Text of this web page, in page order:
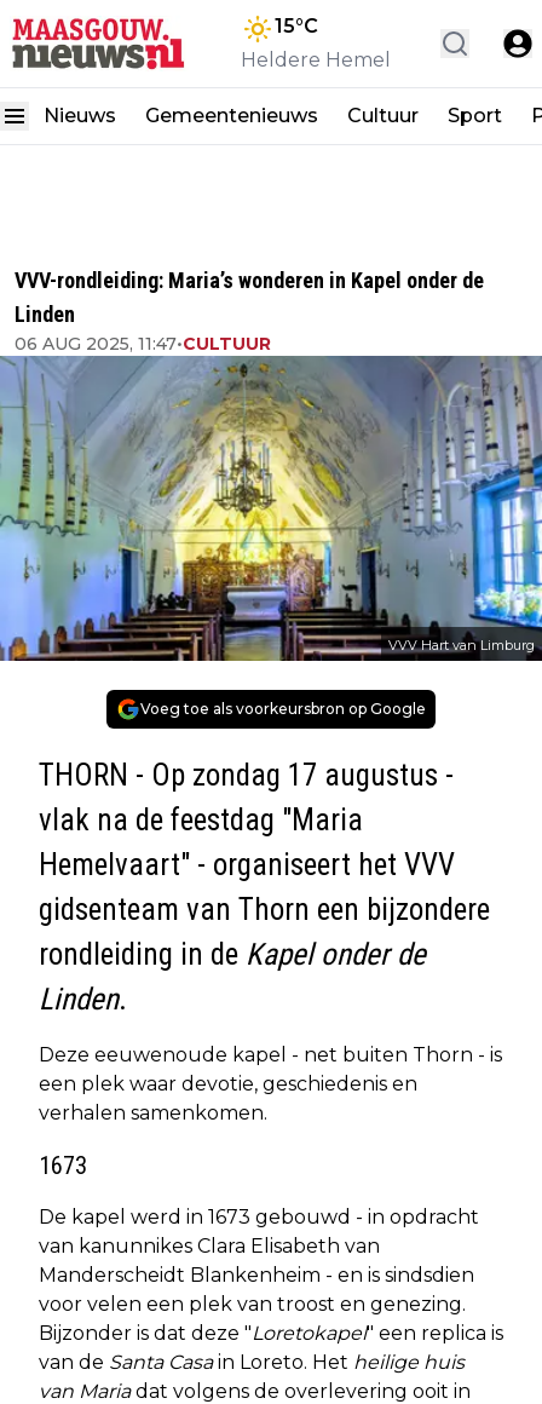
15°C
Heldere Hemel
Nieuws Gemeentenieuws Cultuur Sport
VVV-rondleiding: Maria’s wonderen in Kapel onder de
Linden
06 AUG 2025, 11:47•CULTUUR
VVV Hart van Limburg
Voeg toe als voorkeursbron op Google
THORN - Op zondag 17 augustus -
vlak na de feestdag "Maria
Hemelvaart" - organiseert het VVV
gidsenteam van Thorn een bijzondere
rondleiding in de Kapel onder de
Linden.
Deze eeuwenoude kapel - net buiten Thorn - is
een plek waar devotie, geschiedenis en
verhalen samenkomen.
1673
De kapel werd in 1673 gebouwd - in opdracht
van kanunnikes Clara Elisabeth van
Manderscheidt Blankenheim - en is sindsdien
voor velen een plek van troost en genezing.
Bijzonder is dat deze "Loretokapel" een replica is
van de Santa Casain Loreto. Het heilige huis
van Mariadat volgens de overlevering ooit in